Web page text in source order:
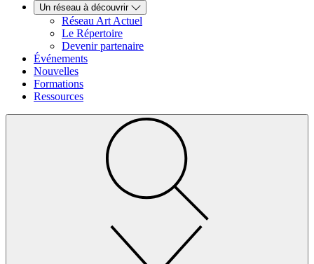
Un réseau à découvrir
Réseau Art Actuel
Le Répertoire
Devenir partenaire
Événements
Nouvelles
Formations
Ressources